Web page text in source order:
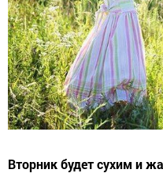
Вторник будет сухим и